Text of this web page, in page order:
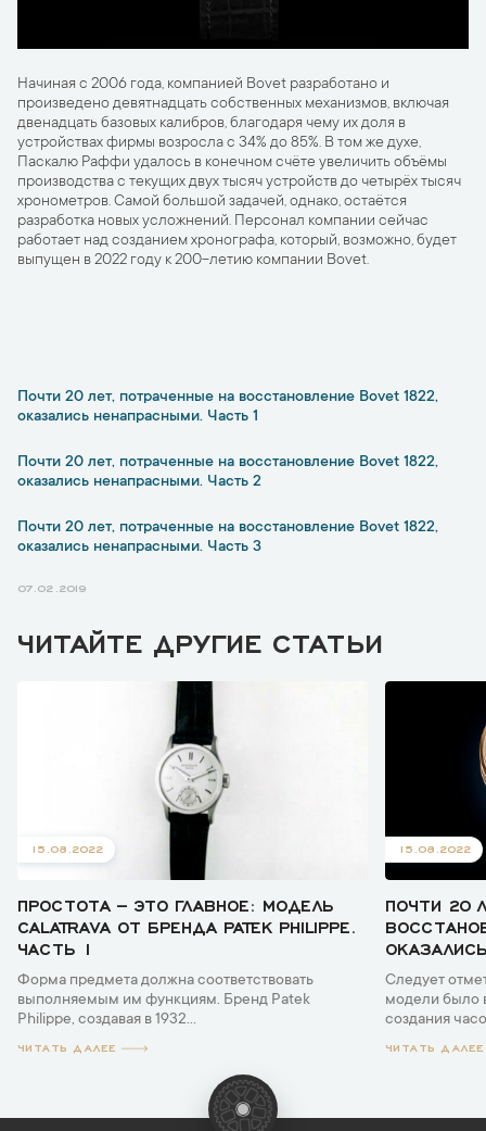
Начиная с 2006 года, компанией Bovet разработано и
произведено девятнадцать собственных механизмов, включая
двенадцать базовых калибров, благодаря чему их доля в
устройствах фирмы возросла с 34% до 85%. В том же духе,
Паскалю Раффи удалось в конечном счёте увеличить объёмы
производства с текущих двух тысяч устройств до четырёх тысяч
хронометров. Самой большой задачей, однако, остаётся
разработка новых усложнений. Персонал компании сейчас
работает над созданием хронографа, который, возможно, будет
выпущен в 2022 году к 200-летию компании Bovet.
Почти 20 лет, потраченные на восстановление Bovet 1822,
оказались ненапрасными. Часть 1
Почти 20 лет, потраченные на восстановление Bovet 1822,
оказались ненапрасными. Часть 2
Почти 20 лет, потраченные на восстановление Bovet 1822,
оказались ненапрасными. Часть 3
07.02.2019
ЧИТАЙТЕ ДРУГИЕ СТАТЬИ
15.08.2022
ПРОСТОТА – ЭТО ГЛАВНОЕ: МОДЕЛЬ
CALATRAVA ОТ БРЕНДА PATEK PHILIPPE.
ЧАСТЬ 1
Форма предмета должна соответствовать
выполняемым им функциям. Бренд Patek
Philippe, создавая в 1932...
ЧИТАТЬ ДАЛЕЕ
15.08.2022
ПОЧТИ 20
Следует
модели было
создания
ЧИТАТЬ ДАЛЕЕ